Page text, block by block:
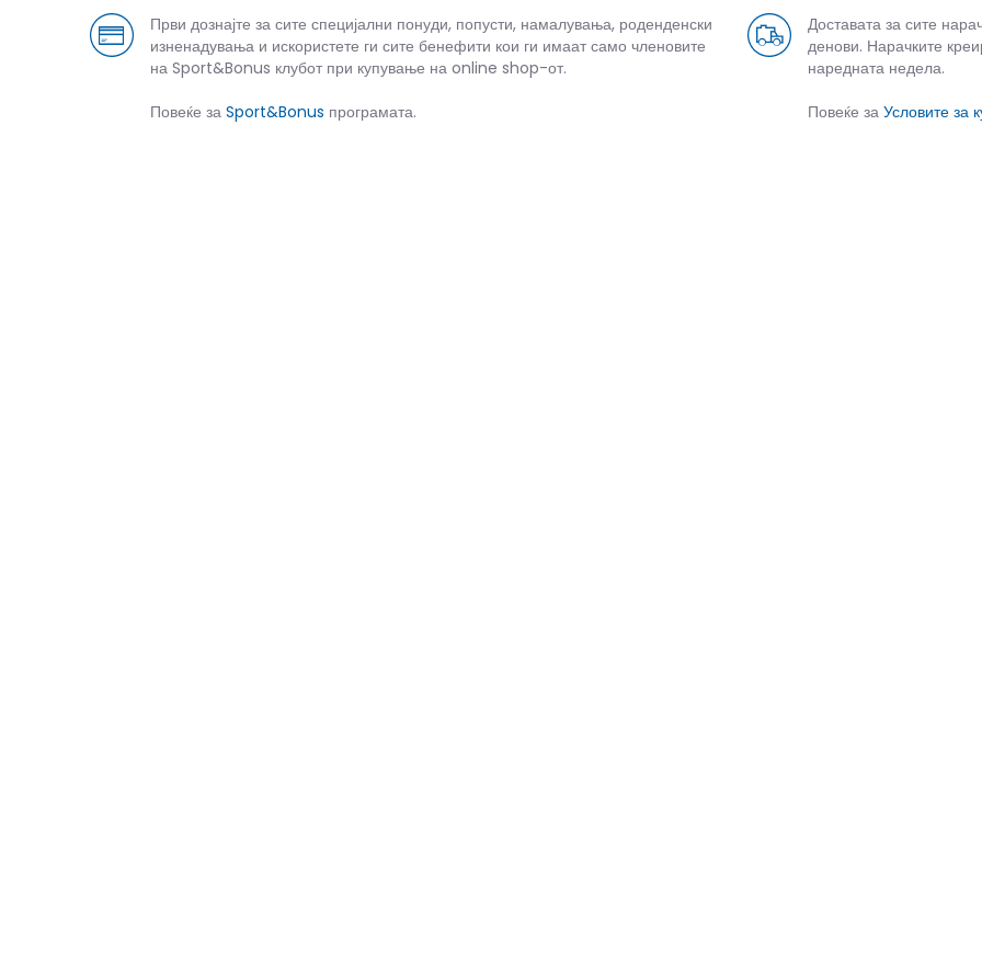
Први дознајте за сите специјални понуди, попусти, намалувања, роденденски
изненадувања и искористете ги сите бенефити кои ги имаат само членовите
на Sport&Bonus клубот при купување на online shop-от.
Повеќе за Sport&Bonus програмата.
Доставата за сите
денови. Нарачките
наредната недела.
Повеќе за Условите за